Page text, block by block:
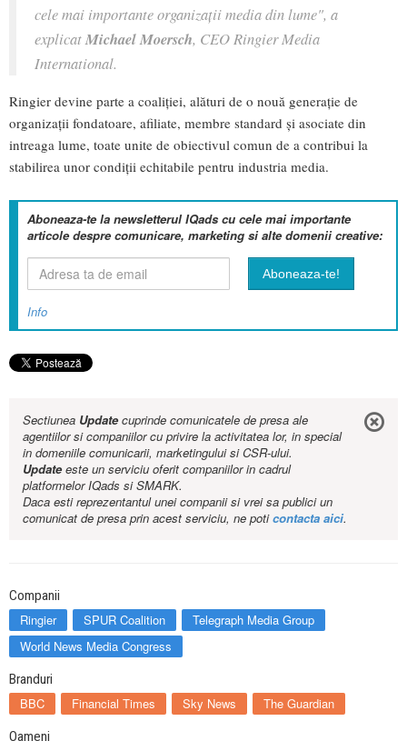
cele mai importante organizații media din lume", a
explicatMichael Moersch, CEO Ringier Media
International.
Ringier devine parte a coaliției, alături de o nouă generație de
organizații fondatoare, afiliate, membre standard și asociate din
intreaga lume, toate unite de obiectivul comun de a contribui la
stabilirea unor condiții echitabile pentru industria media.
Aboneaza-te la newsletterul IQads cu cele mai importante
articole despre comunicare, marketing si alte domenii creative:
Info
Sectiunea Updatecuprinde comunicatele de presa ale
agentiilor si companiilor cu privire la activitatea lor, in special
in domeniile comunicarii, marketingului si CSR-ului.
Updateeste un serviciu oferit companiilor in cadrul
platformelor IQads si SMARK.
Daca esti reprezentantul unei companii si vrei sa publici un
comunicat de presa prin acest serviciu, ne poticontacta aici.
Companii
Ringier SPUR Coalition
Telegraph Media Group
World News Media Congress
Branduri
BBC Financial Times Sky News The Guardian
Oameni